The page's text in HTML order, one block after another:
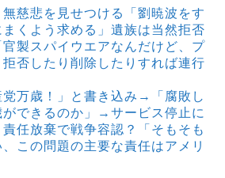
無慈悲を見せつける「劉暁波をす
くよう求める」遺族は当然拒否
官製スパイウエアなんだけど、プ
否したり削除したりすれば連行
党万歳！」と書き込み→「腐敗し
ができるのか」→サービス停止に
責任放棄で戦争容認？「そもそも
この問題の主要な責任はアメリ